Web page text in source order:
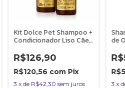
Kit Dolce Pet Shampoo +
Condicionador Liso Cães
R$126,90
R$120,56 com Pix
3 xde R$42,30 sem juros
de
ml
3 x